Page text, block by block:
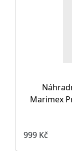
Marimex
999 Kč